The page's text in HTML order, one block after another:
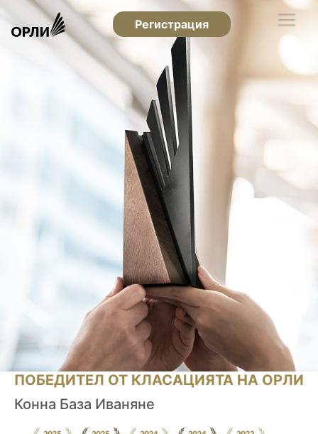
Регистрация
ПОБЕДИТЕЛ ОТ КЛАСАЦИЯТА НА ОРЛИ
Конна База Иваняне